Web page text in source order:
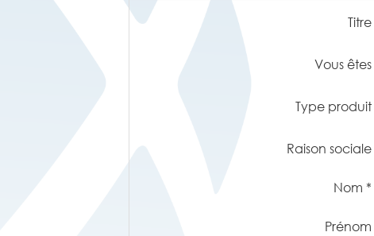
Titre
Vous êtes
Type produit
Raison sociale
Nom *
Prénom